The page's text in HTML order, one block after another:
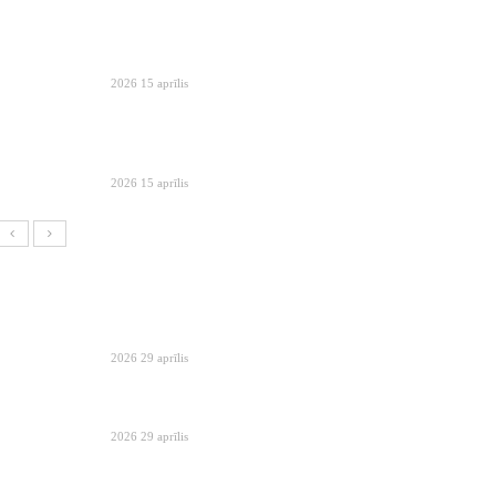
2026 15 aprīlis
2026 15 aprīlis
2026 29 aprīlis
2026 29 aprīlis